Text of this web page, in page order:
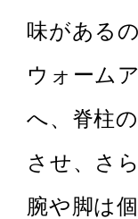
味がある
ウォーム
へ、脊柱
させ、さ
腕や脚は